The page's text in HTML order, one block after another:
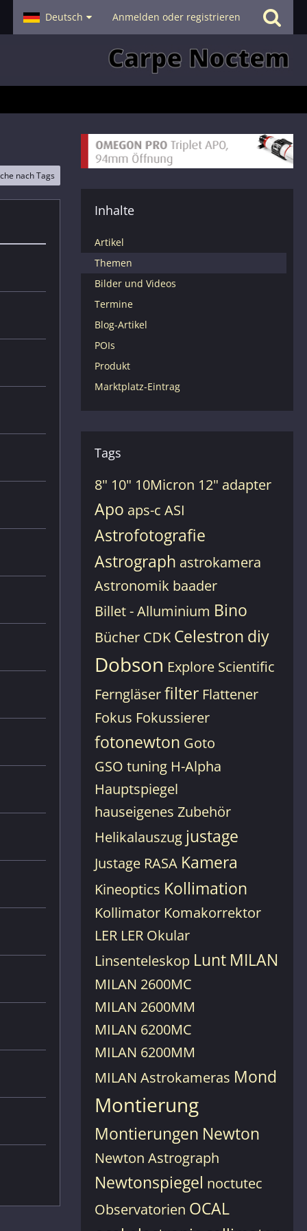
Hilfe
Deutsch Anmelden oder registrieren
nach Tags
Inhalte
Artikel
Themen
Bilder und Videos
Termine
Blog-Artikel
POIs
Produkt
Marktplatz-Eintrag
Tags
8" 10" 10Micron 12" adapter
Apo aps-c ASI
Astrofotografie
Astrograph astrokamera
Astronomik baader
Billet - Alluminium Bino
Bücher CDK Celestron diy
Dobson Explore Scientific
Ferngläserfilter Flattener
Fokus Fokussierer
fotonewton Goto
GSO tuning H-Alpha
Hauptspiegel
hauseigenes Zubehör
Helikalauszug justage
Justage RASA Kamera
Kineoptics Kollimation
Kollimator Komakorrektor
LER LER Okular
Linsenteleskop Lunt MILAN
MILAN 2600MC
MILAN 2600MM
MILAN 6200MC
MILAN 6200MM
MILAN Astrokameras Mond
Montierung
Montierungen Newton
Newton Astrograph
Newtonspiegel noctutec
Observatorien OCAL